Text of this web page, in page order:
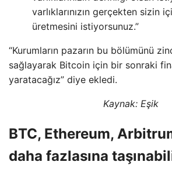
varlıklarınızın gerçekten sizin
üretmesini istiyorsunuz.”
“Kurumların pazarın bu bölümünü
sağlayarak Bitcoin için bir sonraki
yaratacağız” diye ekledi.
Kaynak: Eşik
BTC, Ethereum,
daha fazlasına